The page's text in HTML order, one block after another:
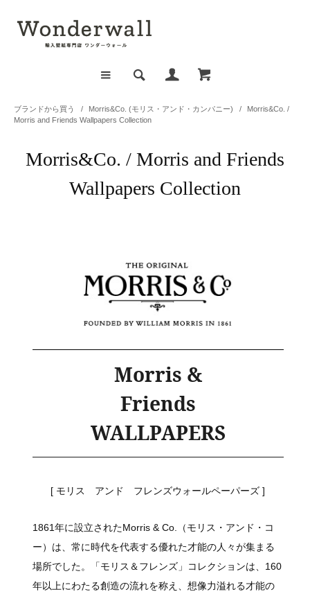
ブランドから買う / Morris&Co. (モリス・アンド・カンパニー) /
Morris&Co. /
Morris and Friends Wallpapers Collection
Morris&Co. / Morris and Friends
Wallpapers Collection
Morris &
Friends
WALLPAPERS
[ モリス アンド フレンズウォールペーパーズ ]
1861年に設立されたMorris & Co.（モリス・アンド・コ
ー）は、常に時代を代表する優れた才能の人々が集まる
場所でした。「モリス＆フレンズ」コレクションは、160
年以上にわたる創造の流れを称え、想像力溢れる才能の